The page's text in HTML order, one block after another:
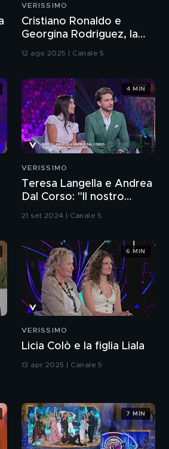
l'esperienza
"Amici"
passione per
musica"
"Amici"
fidanzata da
Francesco, il
di
"Leone"
Chiamamifaro:
esordi al
Nicolas
VERISSIMO
Cristiano Ronaldo e
Georgina Rodriguez, la
storia d'amore
12 ago 2025 | Canale 5
VERISSIMO
Teresa Langella e Andrea
Dal Corso: "Il nostro
matrimonio da favola"
21 set 2024 | Canale 5
4 MIN
VERISSIMO
Licia Colò e la figlia Liala
13 apr 2025 | Canale 5
6 MIN
7 MIN